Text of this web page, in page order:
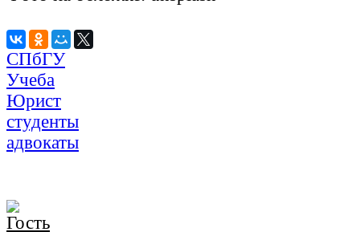
СПбГУ
Учеба
Юрист
студенты
адвокаты